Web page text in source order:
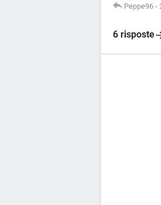
Peppe96 -
6 risposte